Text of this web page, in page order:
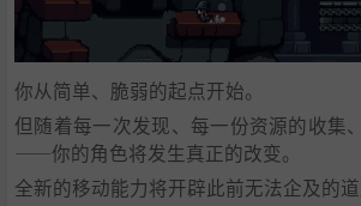
你从简单、脆弱的起点开始。
但随着每一次发现、每一份资源的收集
——你的角色将发生真正的改变。
全新的移动能力将开辟此前无法企及的道